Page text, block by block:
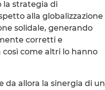
la strategia di
alla globalizzazione
solidale, generando
corretti e
come altri lo hanno
da allora la sinergia di un